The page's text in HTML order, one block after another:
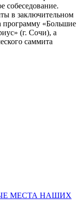
собеседование.
в заключительном
программу «Большие
(г. Сочи), а
саммита
МЕСТА НАШИХ